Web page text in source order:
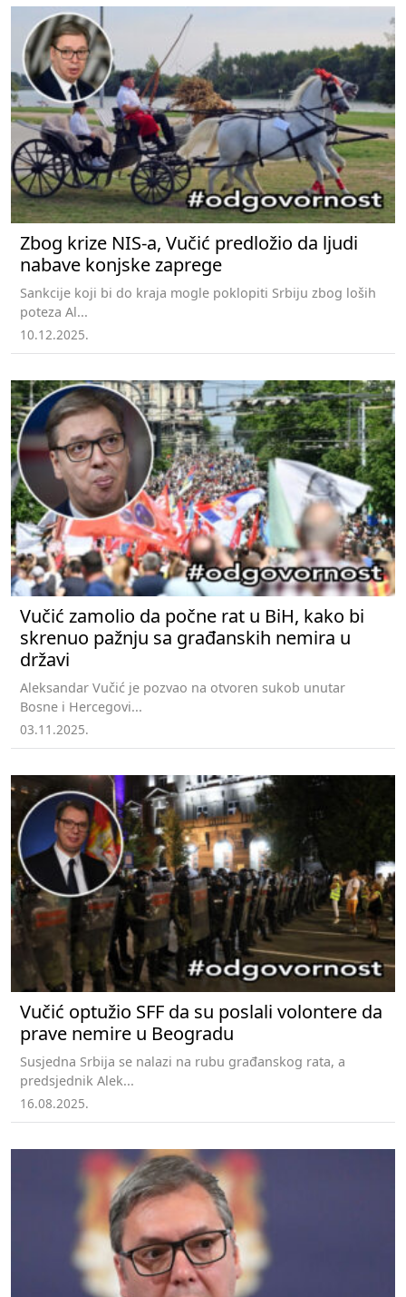
Zbog krize NIS-a, Vučić predložio da ljudi
nabave konjske zaprege
Sankcije koji bi do kraja mogle poklopiti Srbiju zbog loših
poteza Al...
10.12.2025.
Vučić zamolio da počne rat u BiH, kako bi
skrenuo pažnju sa građanskih nemira u
državi
Aleksandar Vučić je pozvao na otvoren sukob unutar
Bosne i Hercegovi...
03.11.2025.
Vučić optužio SFF da su poslali volontere da
prave nemire u Beogradu
Susjedna Srbija se nalazi na rubu građanskog rata, a
predsjednik Alek...
16.08.2025.